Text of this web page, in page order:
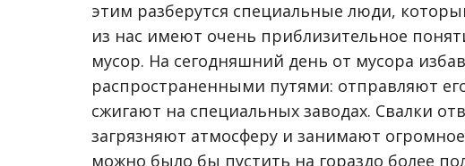
этим разберутся специальные люди,
из нас имеют очень приблизительное
мусор. На сегодняшний день от мусора
распространенными путями: отправляют
сжигают на специальных заводах. Свалки
загрязняют атмосферу и занимают
можно было бы пустить на гораздо более